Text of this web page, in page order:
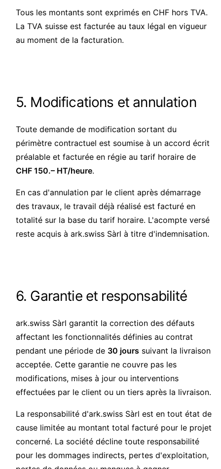
Tous les montants sont exprimés en CHF hors TVA.
La TVA suisse est facturée au taux légal en vigueur
au moment de la facturation.
5. Modifications et annulation
Toute demande de modification sortant du
périmètre contractuel est soumise à un accord écrit
préalable et facturée en régie au tarif horaire de
CHF 150.– HT/heure.
En cas d'annulation par le client après démarrage
des travaux, le travail déjà réalisé est facturé en
totalité sur la base du tarif horaire. L'acompte versé
reste acquis à ark.swiss Sàrl à titre d'indemnisation.
6. Garantie et responsabilité
ark.swiss Sàrl garantit la correction des défauts
affectant les fonctionnalités définies au contrat
pendant une période de 30 jours suivant la livraison
acceptée. Cette garantie ne couvre pas les
modifications, mises à jour ou interventions
effectuées par le client ou un tiers après la livraison.
La responsabilité d'ark.swiss Sàrl est en tout état de
cause limitée au montant total facturé pour le projet
concerné. La société décline toute responsabilité
pour les dommages indirects, pertes d'exploitation,